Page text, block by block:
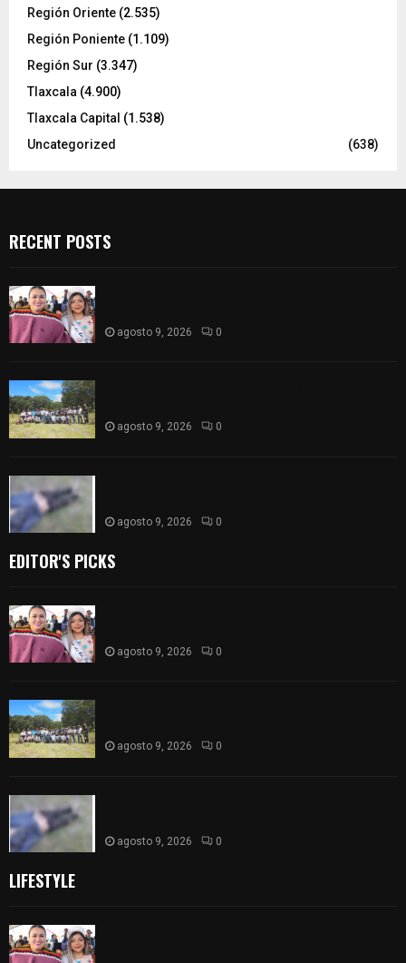
Región Oriente (2.535)
Región Poniente (1.109)
Región Sur (3.347)
Tlaxcala (4.900)
Tlaxcala Capital (1.538)
Uncategorized
(638)
RECENT POSTS
agosto 9, 2026 0
agosto 9, 2026 0
agosto 9, 2026 0
EDITOR'S PICKS
agosto 9, 2026 0
agosto 9, 2026 0
agosto 9, 2026 0
LIFESTYLE